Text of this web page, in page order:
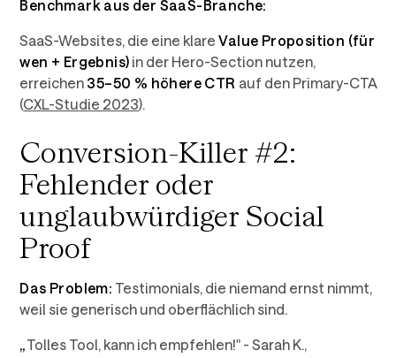
Benchmark aus der SaaS-Branche:
SaaS-Websites, die eine klareValue Proposition (für
wen + Ergebnis) in der Hero-Section nutzen,
erreichen 35–50 % höhere CTR auf den Primary-CTA
(CXL-Studie 2023).
Conversion-Killer #2:
Fehlender oder
unglaubwürdiger Social
Proof
Das Problem: Testimonials, die niemand ernst nimmt,
weil sie generisch und oberflächlich sind.
„Tolles Tool, kann ich empfehlen!" - Sarah K.,